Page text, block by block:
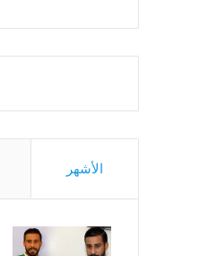
الأشهر